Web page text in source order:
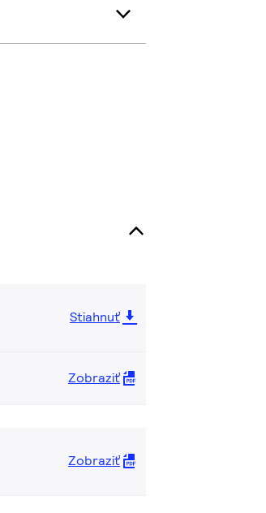
Stiahnuť
Zobraziť
Zobraziť